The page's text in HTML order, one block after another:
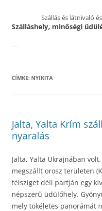
Szállás és látnivaló
Szálláshely, minőségi
---
CÍMKE: NYIKITA
Jalta, Yalta Krím
nyaralás
Jalta, Yalta Ukrajnában
megszállt orosz területen
félsziget déli partján egy
népszerű üdülőhely.
mely tökéletes panorámát